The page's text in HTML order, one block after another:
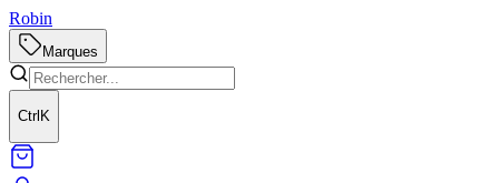
Robin
Marques
Ctrl K